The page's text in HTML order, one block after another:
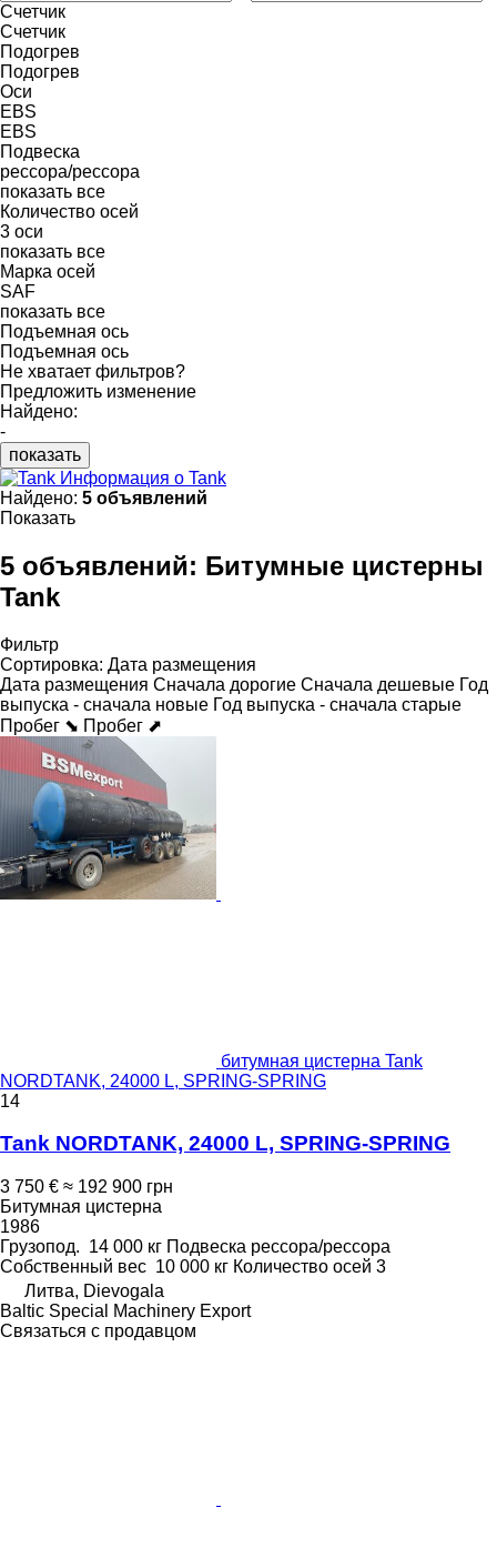
Счетчик
Счетчик
Подогрев
Подогрев
Оси
EBS
EBS
Подвеска
рессора/рессора
показать все
Количество осей
3 оси
показать все
Марка осей
SAF
показать все
Подъемная ось
Подъемная ось
Не хватает фильтров?
Предложить изменение
Найдено:
-
показать
Информация о Tank
Найдено: 5 объявлений
Показать
5 объявлений: Битумные цистерны
Tank
Фильтр
Сортировка: Дата размещения
Дата размещения Сначала дорогие Сначала дешевые Год
выпуска - сначала новые Год выпуска - сначала старые
Пробег ⬊ Пробег ⬈
битумная цистерна Tank
NORDTANK, 24000 L, SPRING-SPRING
14
Tank NORDTANK, 24000 L, SPRING-SPRING
3 750 € ≈ 192 900 грн
Битумная цистерна
1986
Грузопод. 14 000 кг Подвеска рессора/рессора
Собственный вес 10 000 кг Количество осей 3
Литва, Dievogala
Baltic Special Machinery Export
Связаться с продавцом